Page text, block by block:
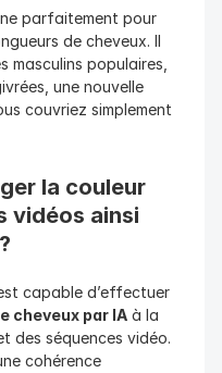
parfaitement pour
de cheveux. Il
populaires,
une nouvelle
couvriez simplement
la couleur
vidéos ainsi
capable d’effectuer
cheveux par IA à la
des séquences vidéo.
cohérence